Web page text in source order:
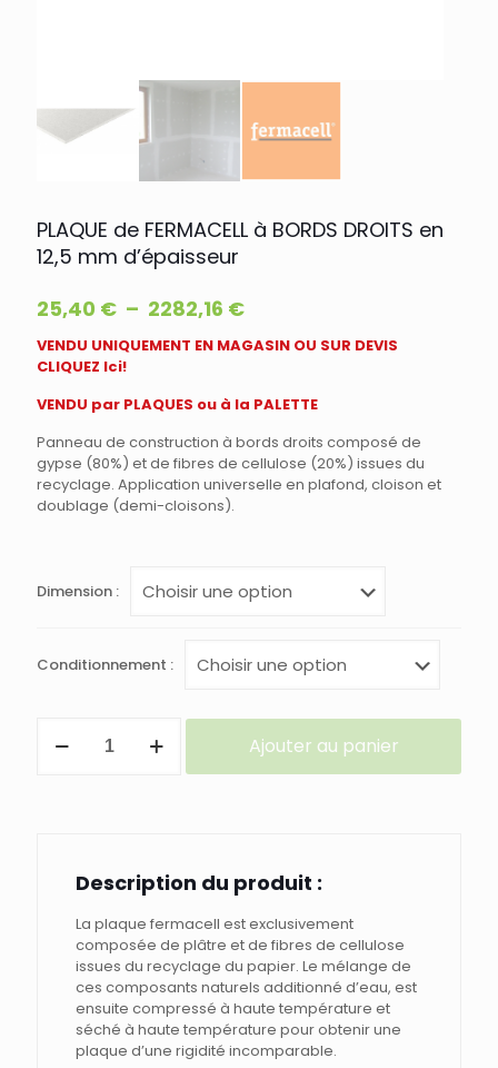
PLAQUE de FERMACELL à BORDS DROITS en
12,5 mm d’épaisseur
25,40 € – 2282,16 €Plage
prix :
à
2282,16 €
VENDU UNIQUEMENT EN MAGASIN OU SUR DEVIS
CLIQUEZ Ici!
VENDU par PLAQUES ou à la PALETTE
Panneau de construction à bords droits composé de
gypse (80%) et de fibres de cellulose (20%) issues du
recyclage. Application universelle en plafond, cloison et
doublage (demi-cloisons).
Dimension :
Conditionnement :
DROITS
d'épaisseur
Ajouter au panier
Description du produit :
La plaque fermacell est exclusivement
composée de plâtre et de fibres de cellulose
issues du recyclage du papier. Le mélange de
ces composants naturels additionné d’eau, est
ensuite compressé à haute température et
séché à haute température pour obtenir une
plaque d’une rigidité incomparable.